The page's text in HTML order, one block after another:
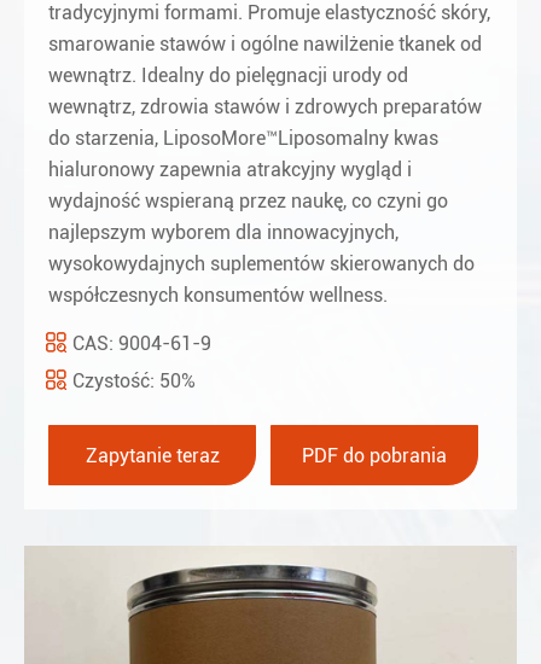
tradycyjnymi formami. Promuje elastyczność skóry,
smarowanie stawów i ogólne nawilżenie tkanek od
wewnątrz. Idealny do pielęgnacji urody od
wewnątrz, zdrowia stawów i zdrowych preparatów
do starzenia, LiposoMore™Liposomalny kwas
hialuronowy zapewnia atrakcyjny wygląd i
wydajność wspieraną przez naukę, co czyni go
najlepszym wyborem dla innowacyjnych,
wysokowydajnych suplementów skierowanych do
współczesnych konsumentów wellness.
CAS: 9004-61-9
Czystość: 50%
Zapytanie teraz PDF do pobrania